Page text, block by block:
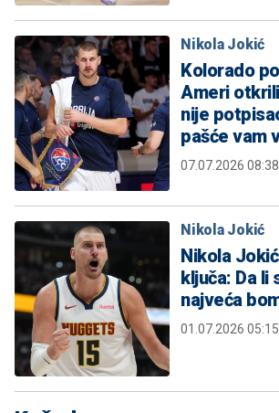
Nikola Jokić
Kolorado
Ameri
nije
pašće vam
07.07.2026 08:38
Nikola Jokić
Nikola
ključa: Da li
najveća
01.07.2026 05:15